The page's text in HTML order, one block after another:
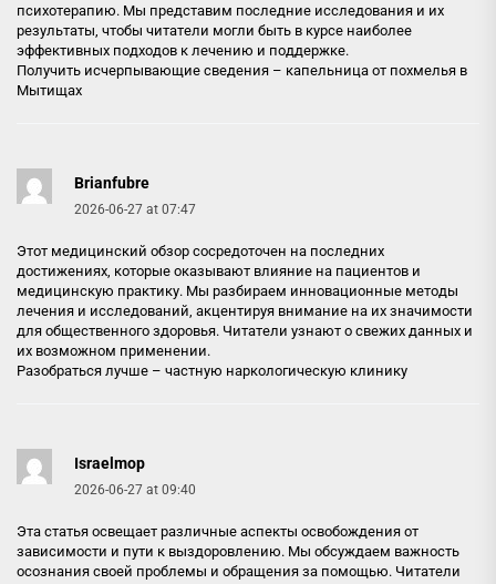
психотерапию. Мы представим последние исследования и их
результаты, чтобы читатели могли быть в курсе наиболее
эффективных подходов к лечению и поддержке.
Получить исчерпывающие сведения – капельница от похмелья в
Мытищах
Brianfubre
2026-06-27 at 07:47
Этот медицинский обзор сосредоточен на последних
достижениях, которые оказывают влияние на пациентов и
медицинскую практику. Мы разбираем инновационные методы
лечения и исследований, акцентируя внимание на их значимости
для общественного здоровья. Читатели узнают о свежих данных и
их возможном применении.
Разобраться лучше – частную наркологическую клинику
Israelmop
2026-06-27 at 09:40
Эта статья освещает различные аспекты освобождения от
зависимости и пути к выздоровлению. Мы обсуждаем важность
осознания своей проблемы и обращения за помощью. Читатели